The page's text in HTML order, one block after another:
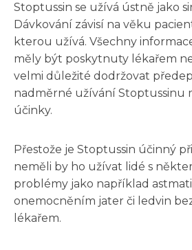
Stoptussin se užívá ústně jako
Dávkování závisí na věku
kterou užívá. Všechny
měly být poskytnuty lékařem
velmi důležité dodržovat
nadměrné užívání Stoptussinu
účinky.
Přestože je Stoptussin účinný
neměli by ho užívat lidé s
problémy jako například
onemocněním jater či ledvin
lékařem.